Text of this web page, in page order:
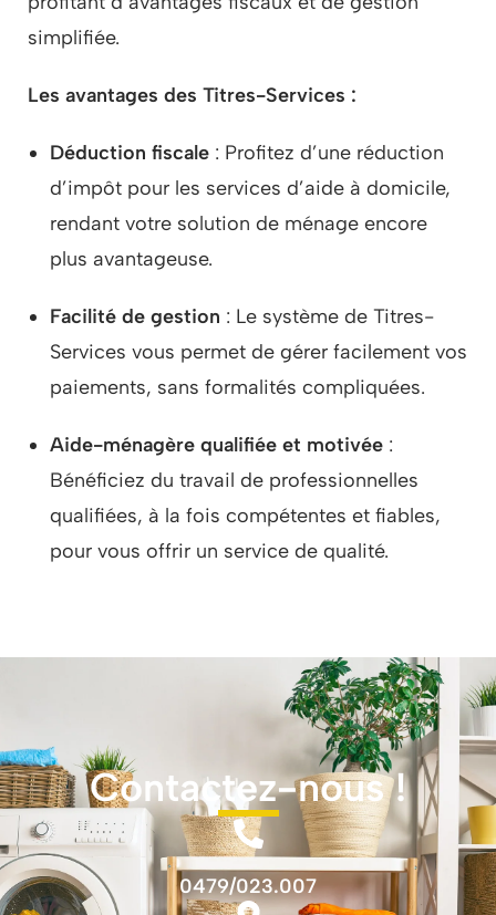
simplifiée.
Les avantages des Titres-Services :
Déduction fiscale : Profitez d’une réduction
d’impôt pour les services d’aide à domicile,
rendant votre solution de ménage encore
plus avantageuse.
Facilité de gestion : Le système de Titres-
Services vous permet de gérer facilement vos
paiements, sans formalités compliquées.
Aide-ménagère qualifiée et motivée :
Bénéficiez du travail de professionnelles
qualifiées, à la fois compétentes et fiables,
pour vous offrir un service de qualité.
Contactez-nous !
0479/023.007